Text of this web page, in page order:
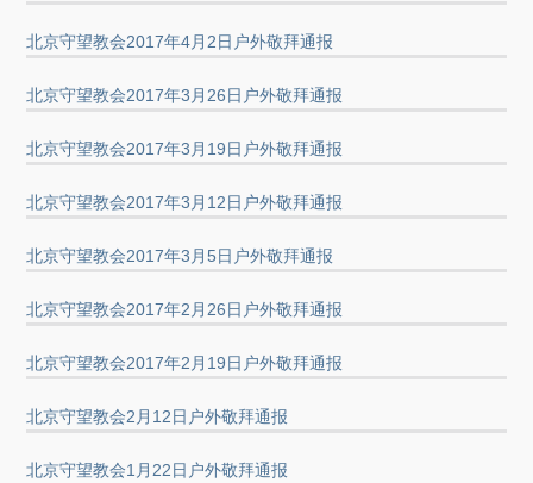
北京守望教会2017年4月2日户外敬拜通报
北京守望教会2017年3月26日户外敬拜通报
北京守望教会2017年3月19日户外敬拜通报
北京守望教会2017年3月12日户外敬拜通报
北京守望教会2017年3月5日户外敬拜通报
北京守望教会2017年2月26日户外敬拜通报
北京守望教会2017年2月19日户外敬拜通报
北京守望教会2月12日户外敬拜通报
北京守望教会1月22日户外敬拜通报